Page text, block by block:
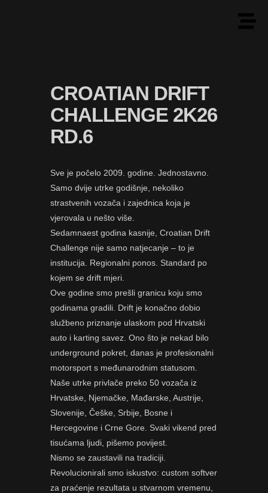
CROATIAN DRIFT
CHALLENGE 2K26
RD.6
Sve je počelo 2009. godine. Jednostavno.
Samo dvije utrke godišnje, nekoliko
strastvenih vozača i zajednica koja je
vjerovala u nešto više.
Sedamnaest godina kasnije, Croatian Drift
Challenge nije samo natjecanje – to je
institucija. Regionalni ponos. Standard po
kojem se drift mjeri.
Ove godine smo prešli granicu koju smo
godinama gradili. Drift je konačno dobio
službeno priznanje ulaskom pod Hrvatski
auto i karting savez. Ono što je nekad bilo
underground pokret, danas je profesionalni
motorsport s međunarodnim statusom.
Naše utrke privlače preko 50 vozača iz
Hrvatske, Njemačke, Mađarske, Austrije,
Slovenije, Češke, Srbije, Bosne i
Hercegovine i Crne Gore. Svaki vikend pred
tisućama ljudi, pišemo povijest.
Nismo se zaustavili na tradiciji.
Revolucionirali smo iskustvo: custom softver
za praćenje rezultata u stvarnom vremenu,